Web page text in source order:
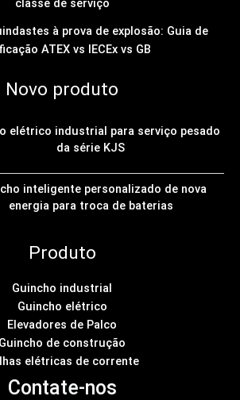
classe de serviço
à prova de explosão: Guia de
ATEX vs IECEx vs GB
Novo produto
elétrico industrial para serviço pesado
da série KJS
inteligente personalizado de nova
energia para troca de baterias
Produto
Guincho industrial
Guincho elétrico
Elevadores de Palco
Guincho de construção
elétricas de corrente
Contate-nos